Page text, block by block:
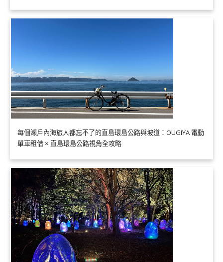
每個瀨戶內海旅人都忘不了的直島環島公路與坡道：OUGIYA 電動
單車租借 × 直島環島公路視角全攻略